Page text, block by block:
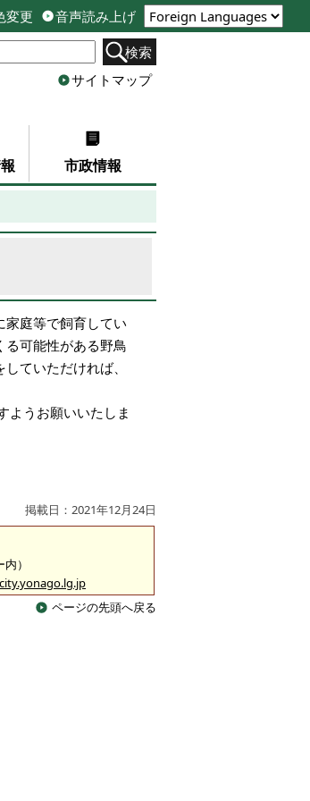
変更
音声読み上げ
検索
サイトマップ
市政情報
庭等で飼育してい
る可能性がある野鳥
ていただければ、
ようお願いいたしま
掲載日：2021年12月24日
）
ページの先頭へ戻る